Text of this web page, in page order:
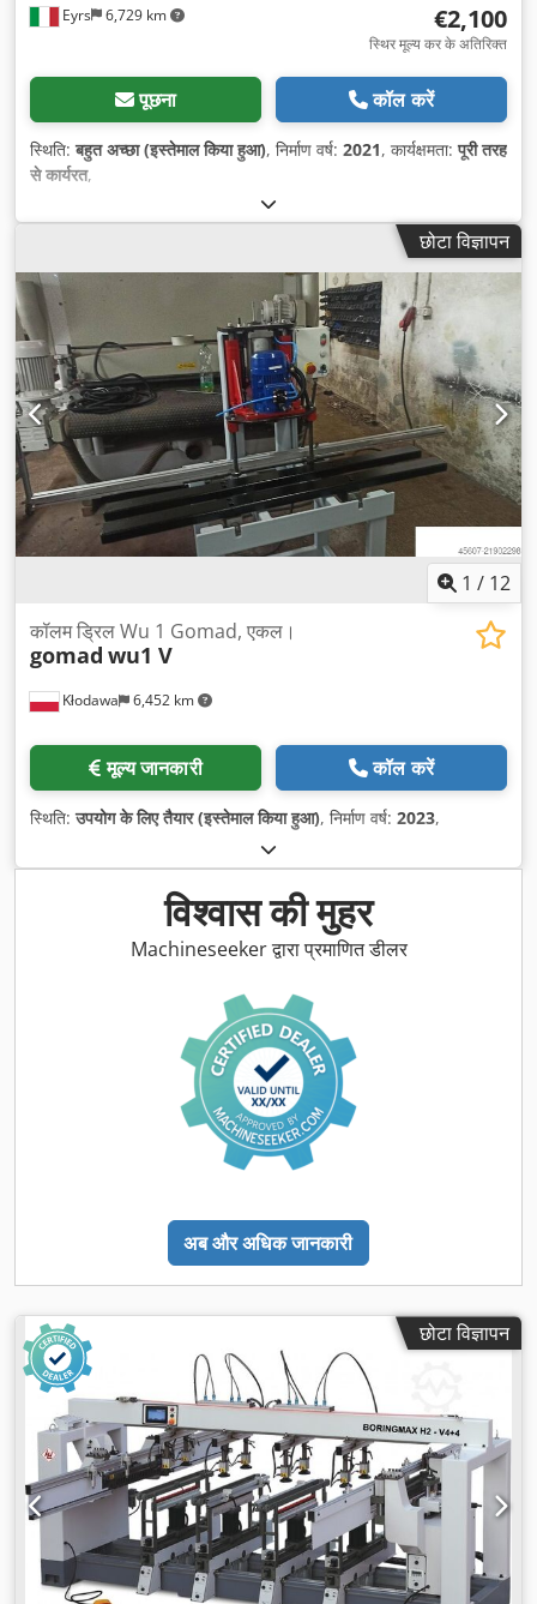
Eyrs 6,729 km €2,100
स्थिर मूल्य कर के अतिरिक्त
पूछना कॉल करें
स्थिति:बहुत अच्छा (इस्तेमाल किया हुआ), निर्माण वर्ष: 2021, कार्यक्षमता:पूरी तरह
से कार्यरत,
छोटा विज्ञापन
1 / 12
Kłodawa 6,452 km
कॉलम ड्रिल Wu 1 Gomad, एकल।
gomad wu1 V
मूल्य जानकारी कॉल करें
स्थिति:उपयोग के लिए तैयार (इस्तेमाल किया हुआ), निर्माण वर्ष: 2023,
विश्वास की मुहर
Machineseeker द्वारा प्रमाणित डीलर
अब और अधिक जानकारी
छोटा विज्ञापन